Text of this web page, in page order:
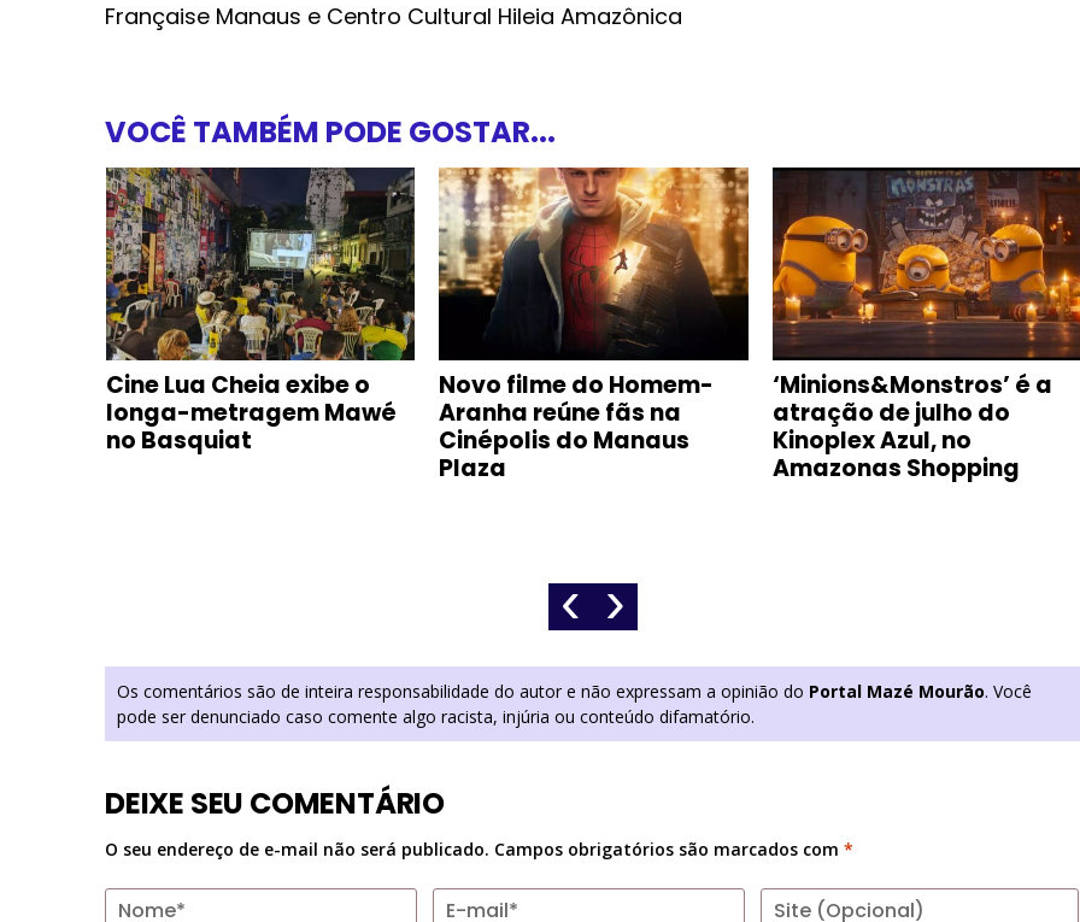
Française Manaus e Centro Cultural Hileia Amazônica
VOCÊ TAMBÉM PODE GOSTAR...
Cine Lua Cheia exibe o
longa-metragem Mawé
no Basquiat
Novo filme do Homem-
Aranha reúne fãs na
Cinépolis do Manaus
Plaza
‘Minions&Monstros’ é a
atração de julho do
Kinoplex Azul, no
Amazonas Shopping
‹ ›
Os comentários são de inteira responsabilidade do autor e não expressam a opinião do Portal Mazé Mourão. Você
pode ser denunciado caso comente algo racista, injúria ou conteúdo difamatório.
DEIXE SEU COMENTÁRIO
O seu endereço de e-mail não será publicado. Campos obrigatórios são marcados com *